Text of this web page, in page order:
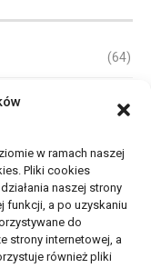
w ramach naszej
Pliki cookies
naszej strony
funkcji, a po uzyskaniu
do
strony internetowej, a
również pliki
(64)
(33)
(105)